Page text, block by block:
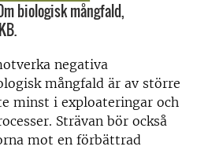
biologisk mångfald,
negativa
mångfald är av större
minst i exploateringar och
Strävan bör också
mot en förbättrad